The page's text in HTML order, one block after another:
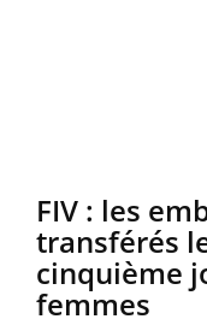
FIV : les
transférés
cinquième
femmes